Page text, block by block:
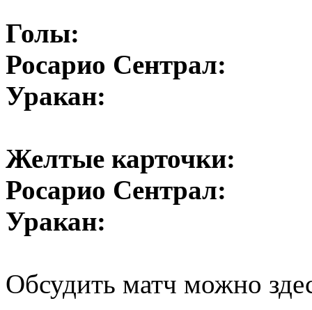
Голы:
Росарио Сентрал:
Уракан:
Желтые карточки:
Росарио Сентрал:
Уракан:
Обсудить матч можно